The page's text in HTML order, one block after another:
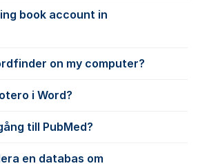
book account in
on my computer?
i Word?
till PubMed?
en databas om